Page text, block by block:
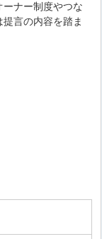
ナー制度やつな
言の内容を踏ま